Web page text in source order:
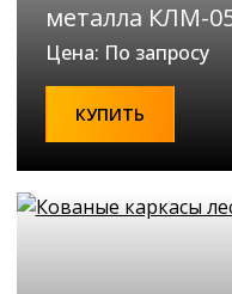
металла КЛМ-
Цена: По запросу
КУПИТЬ